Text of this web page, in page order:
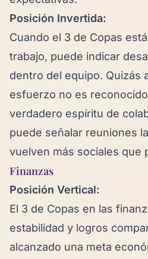
Posición Invertida:
Cuando el 3 de Copas
trabajo, puede indicar
dentro del equipo. Quizás
esfuerzo no es
verdadero espíritu de
puede señalar reuniones
vuelven más sociales que
Finanzas
Posición Vertical:
El 3 de Copas en las
estabilidad y logros
alcanzado una meta